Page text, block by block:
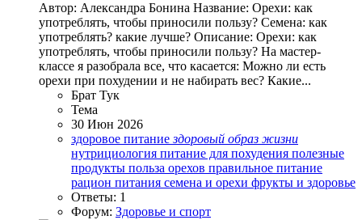
Автор: Александра Бонина Название: Орехи: как
употреблять, чтобы приносили пользу? Семена: как
употреблять? какие лучше? Описание: Орехи: как
употреблять, чтобы приносили пользу? На мастер-
классе я разобрала все, что касается: Можно ли есть
орехи при похудении и не набирать вес? Какие...
Брат Тук
Тема
30 Июн 2026
здоровое питаниездоровый образ жизни
нутрициология питание для похудения полезные
продукты польза орехов правильное питание
рацион питания семена и орехи фрукты и здоровье
Ответы: 1
Форум: Здоровье и спорт